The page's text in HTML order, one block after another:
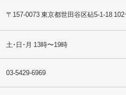
〒157-0073 東京都世田谷区砧5-1-18
土・日・月 13時〜19時
03-5429-6969